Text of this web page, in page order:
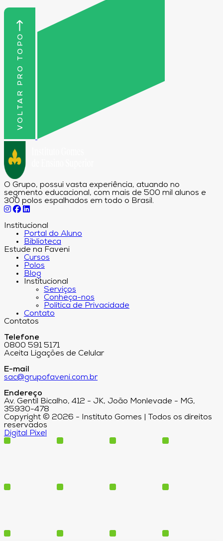
VOLTAR PRO TOPO
O Grupo, possui vasta experiência, atuando no
segmento educacional, com mais de 500 mil alunos e
300 polos espalhados em todo o Brasil.
Institucional
Portal do Aluno
Biblioteca
Estude na Faveni
Cursos
Polos
Blog
Institucional
Serviços
Conheça-nos
Política de Privacidade
Contato
Contatos
Telefone
0800 591 5171
Aceita Ligações de Celular
E-mail
sac@grupofaveni.com.br
Endereço
Av. Gentil Bicalho, 412 - JK, João Monlevade - MG,
35930-478
Copyright © 2026 - Instituto Gomes | Todos os direitos
reservados
Digital Pixel